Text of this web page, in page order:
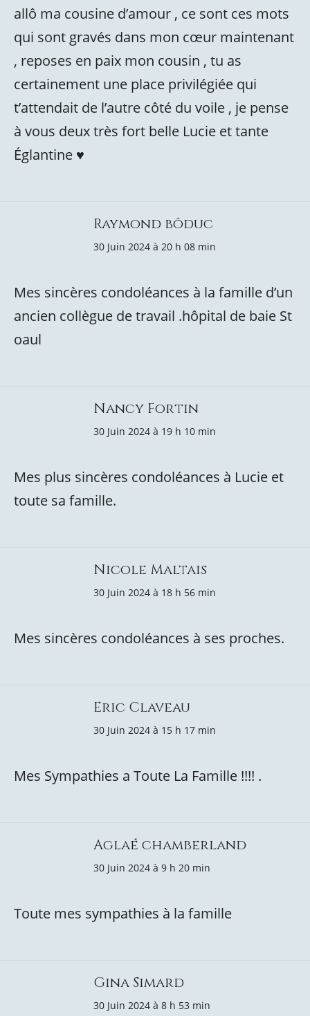
allô ma cousine d’amour , ce sont ces mots
qui sont gravés dans mon cœur maintenant
, reposes en paix mon cousin , tu as
certainement une place privilégiée qui
t’attendait de l’autre côté du voile , je pense
à vous deux très fort belle Lucie et tante
Églantine ♥️
Raymond bôduc
30 Juin 2024 à 20 h 08 min
Mes sincères condoléances à la famille d’un
ancien collègue de travail .hôpital de baie St
oaul
Nancy Fortin
30 Juin 2024 à 19 h 10 min
Mes plus sincères condoléances à Lucie et
toute sa famille.
Nicole Maltais
30 Juin 2024 à 18 h 56 min
Mes sincères condoléances à ses proches.
Eric Claveau
30 Juin 2024 à 15 h 17 min
Mes Sympathies a Toute La Famille !!!! .
Aglaé chamberland
30 Juin 2024 à 9 h 20 min
Toute mes sympathies à la famille
Gina Simard
30 Juin 2024 à 8 h 53 min